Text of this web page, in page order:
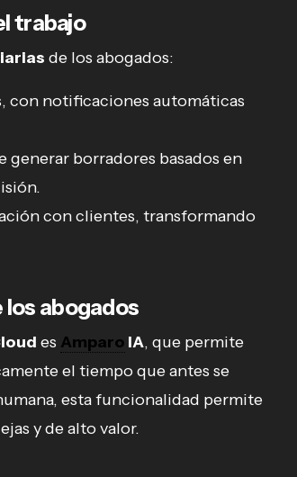
trabajo
de los abogados:
con notificaciones automáticas
generar borradores basados en
con clientes, transformando
los abogados
es Amparo IA, que permite
el tiempo que antes se
esta funcionalidad permite
y de alto valor.